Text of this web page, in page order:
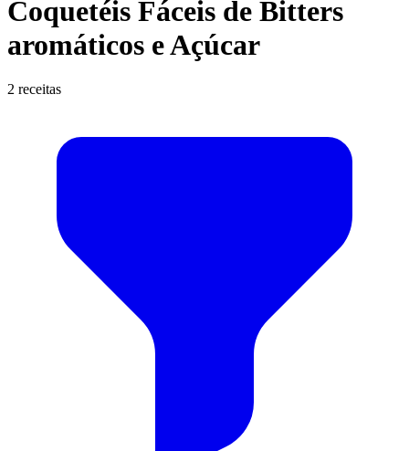
Coquetéis Fáceis de Bitters
aromáticos e Açúcar
2 receitas